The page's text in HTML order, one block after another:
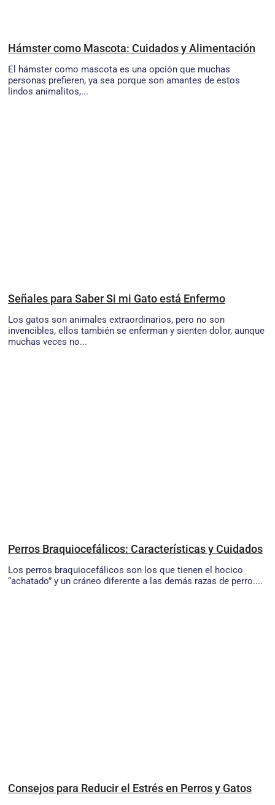
Hámster como Mascota: Cuidados y Alimentación
El hámster como mascota es una opción que muchas
personas prefieren, ya sea porque son amantes de estos
lindos animalitos,...
Señales para Saber Si mi Gato está Enfermo
Los gatos son animales extraordinarios, pero no son
invencibles, ellos también se enferman y sienten dolor, aunque
muchas veces no...
Perros Braquiocefálicos: Características y Cuidados
Los perros braquiocefálicos son los que tienen el hocico
“achatado” y un cráneo diferente a las demás razas de perro....
Consejos para Reducir el Estrés en Perros y Gatos